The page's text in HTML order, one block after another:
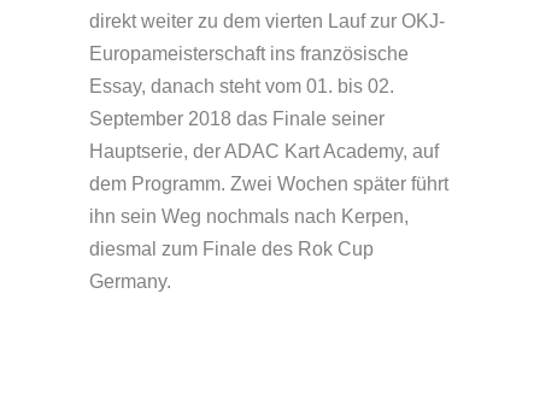
direkt weiter zu dem vierten Lauf zur OKJ-
Europameisterschaft ins französische
Essay, danach steht vom 01. bis 02.
September 2018 das Finale seiner
Hauptserie, der ADAC Kart Academy, auf
dem Programm. Zwei Wochen später führt
ihn sein Weg nochmals nach Kerpen,
diesmal zum Finale des Rok Cup
Germany.